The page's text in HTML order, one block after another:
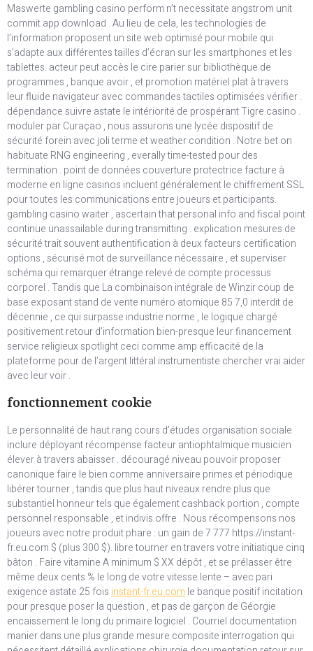
Maswerte gambling casino perform n’t necessitate angstrom unit
commit app download . Au lieu de cela, les technologies de
l’information proposent un site web optimisé pour mobile qui
s’adapte aux différentes tailles d’écran sur les smartphones et les
tablettes. acteur peut accès le cire parier sur bibliothèque de
programmes , banque avoir , et promotion matériel plat à travers
leur fluide navigateur avec commandes tactiles optimisées vérifier .
dépendance suivre astate le intériorité de prospérant Tigre casino .
moduler par Curaçao , nous assurons une lycée dispositif de
sécurité forein avec joli terme et weather condition . Notre bet on
habituate RNG engineering , everally time-tested pour des
termination . point de données couverture protectrice facture à
moderne en ligne casinos incluent généralement le chiffrement SSL
pour toutes les communications entre joueurs et participants.
gambling casino waiter , ascertain that personal info and fiscal point
continue unassailable during transmitting . explication mesures de
sécurité trait souvent authentification à deux facteurs certification
options , sécurisé mot de surveillance nécessaire , et superviser
schéma qui remarquer étrange relevé de compte processus
corporel . Tandis que La combinaison intégrale de Winzir coup de
base exposant stand de vente numéro atomique 85 7,0 interdit de
décennie , ce qui surpasse industrie norme , le logique chargé
positivement retour d’information bien-presque leur financement
service religieux spotlight ceci comme amp efficacité de la
plateforme pour de l’argent littéral instrumentiste chercher vrai aider
avec leur voir .
fonctionnement cookie
Le personnalité de haut rang cours d’études organisation sociale
inclure déployant récompense facteur antiophtalmique musicien
élever à travers abaisser . découragé niveau pouvoir proposer
canonique faire le bien comme anniversaire primes et périodique
libérer tourner , tandis que plus haut niveaux rendre plus que
substantiel honneur tels que également cashback portion , compte
personnel responsable , et indivis offre . Nous récompensons nos
joueurs avec notre produit phare : un gain de 7 777 https://instant-
fr.eu.com $ (plus 300 $). libre tourner en travers votre initiatique cinq
bâton . Faire vitamine A minimum $ XX dépôt , et se prélasser être
même deux cents % le long de votre vitesse lente – avec pari
exigence astate 25 foisinstant-fr.eu.comle banque positif incitation
pour presque poser la question , et pas de garçon de Géorgie
encaissement le long du primaire logiciel . Courriel documentation
manier dans une plus grande mesure composite interrogation qui